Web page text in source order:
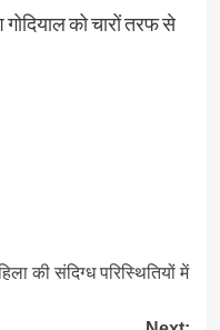
को चारों तरफ से
की संदिग्ध परिस्थितियों में